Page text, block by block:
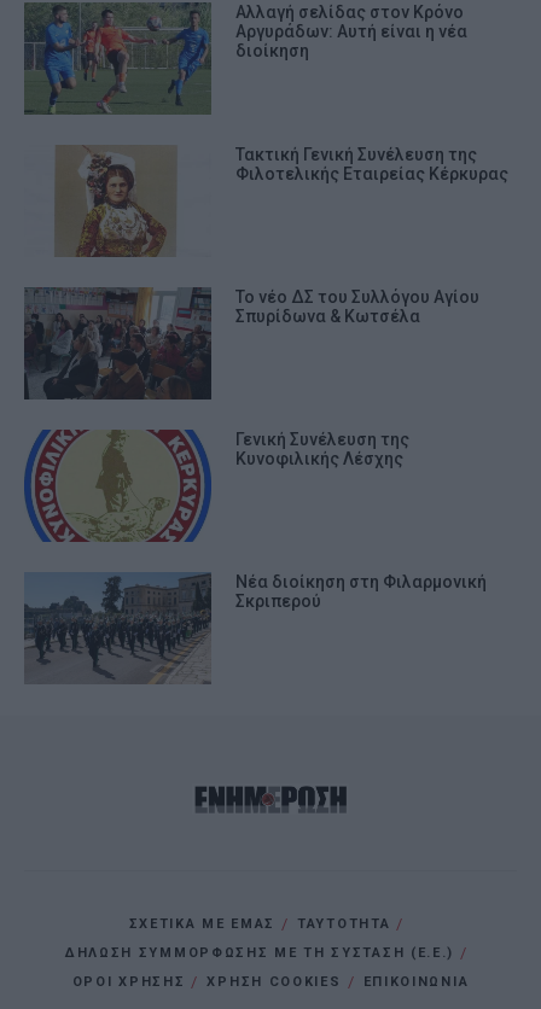
Αλλαγή σελίδας στον Κρόνο
Αργυράδων: Αυτή είναι η νέα
διοίκηση
Τακτική Γενική Συνέλευση της
Φιλοτελικής Εταιρείας Κέρκυρας
Το νέο ΔΣ του Συλλόγου Αγίου
Σπυρίδωνα & Κωτσέλα
Γενική Συνέλευση της
Κυνοφιλικής Λέσχης
Νέα διοίκηση στη Φιλαρμονική
Σκριπερού
ΣΧΕΤΙΚΑ ΜΕ ΕΜΑΣ
ΤΑΥΤΟΤΗΤΑ
ΔΗΛΩΣΗ ΣΥΜΜΟΡΦΩΣΗΣ ΜΕ ΤΗ ΣΥΣΤΑΣΗ (Ε.Ε.)
ΌΡΟΙ ΧΡΗΣΗΣ
ΧΡΗΣΗ COOKIES ΕΠΙΚΟΙΝΩΝΙΑ